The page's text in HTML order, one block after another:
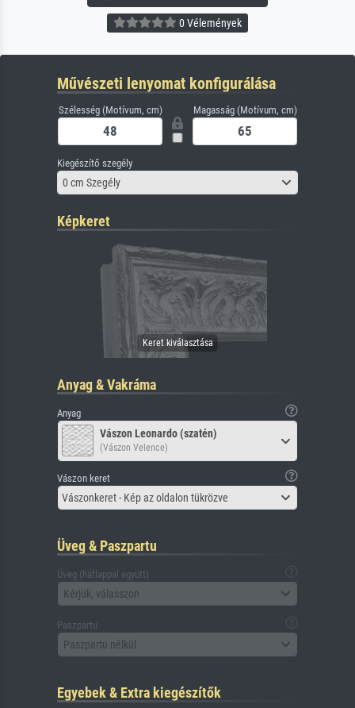
0 Vélemények
Művészeti lenyomat konfigurálása
Szélesség (Motívum, cm) Magasság (Motívum, cm)
Kiegészítő szegély
0 cm Szegély
Képkeret
Anyag & Vakráma
Anyag
Vászon Leonardo (szatén)
(Vászon Velence)
Vászon keret
Vászonkeret - Kép az oldalon tükrözve
Üveg & Paszpartu
Üveg (hátlappal együtt)
Kérjük, válasszon
Paszpartu
Paszpartu nélkül
Egyebek & Extra kiegészítők